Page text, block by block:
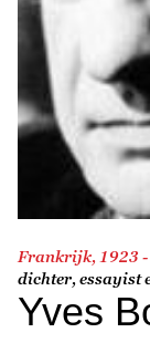
Frankrijk, 1923 -
dichter, essayist
Yves